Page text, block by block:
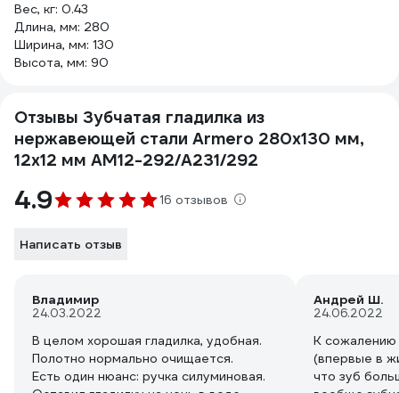
Вес, кг: 0.43
Длина, мм: 280
Ширина, мм: 130
Высота, мм: 90
Отзывы Зубчатая гладилка из
нержавеющей стали Armero 280х130 мм,
12x12 мм AM12-292/A231/292
4.9 16 отзывов
Написать отзыв
Владимир
24.03.2022
В целом хорошая гладилка, удобная.
Полотно нормально очищается.
Есть один нюанс: ручка силуминовая.
Андрей Ш.
24.06.2022
К сожалению
(впервые в
что зуб